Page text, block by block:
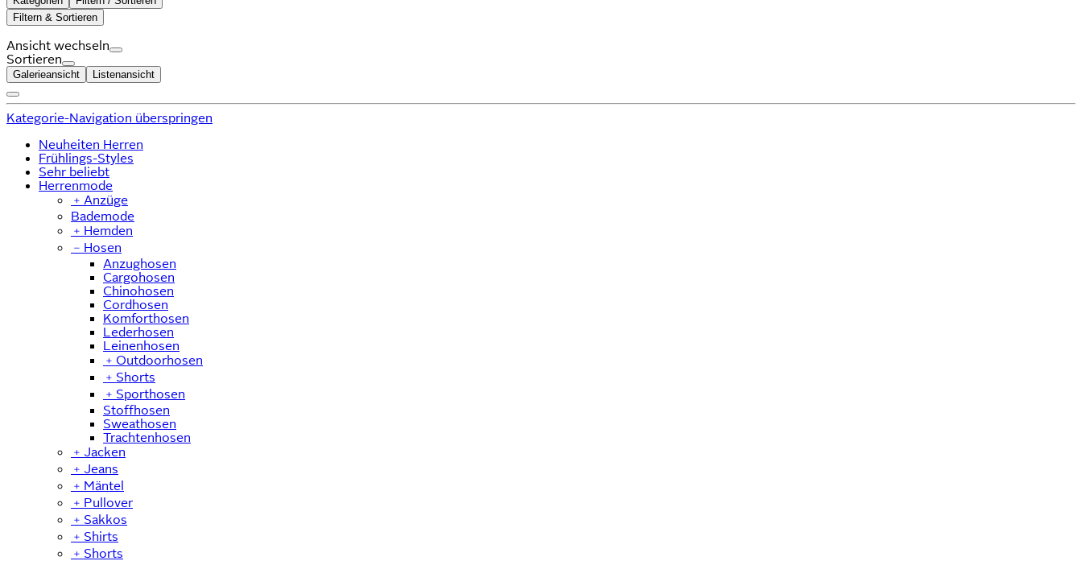
Filtern & Sortieren
Ansicht wechseln
Sortieren
Galerieansicht Listenansicht
Kategorie-Navigation überspringen
Neuheiten Herren
Frühlings-Styles
Sehr beliebt
Herrenmode
﹢ Anzüge
Bademode
﹢ Hemden
﹣ Hosen
Anzughosen
Cargohosen
Chinohosen
Cordhosen
Komforthosen
Lederhosen
Leinenhosen
﹢ Outdoorhosen
﹢ Shorts
﹢ Sporthosen
Stoffhosen
Sweathosen
Trachtenhosen
﹢ Jacken
﹢ Jeans
﹢ Mäntel
﹢ Pullover
﹢ Sakkos
﹢ Shirts
﹢ Shorts